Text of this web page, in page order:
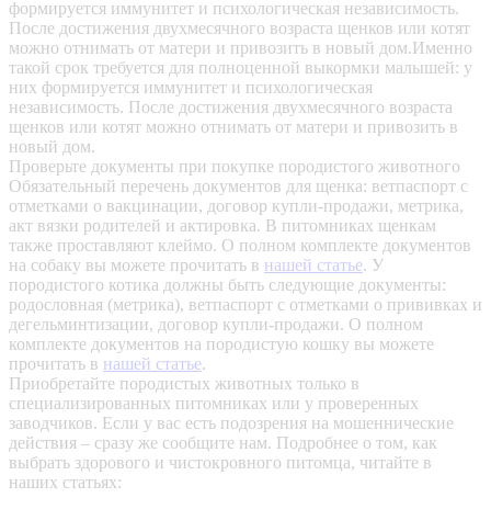
формируется иммунитет и психологическая независимость.
После достижения двухмесячного возраста щенков или котят
можно отнимать от матери и привозить в новый дом.Именно
такой срок требуется для полноценной выкормки малышей: у
них формируется иммунитет и психологическая
независимость. После достижения двухмесячного возраста
щенков или котят можно отнимать от матери и привозить в
новый дом.
Проверьте документы при покупке породистого животного
Обязательный перечень документов для щенка: ветпаспорт с
отметками о вакцинации, договор купли-продажи, метрика,
акт вязки родителей и актировка. В питомниках щенкам
также проставляют клеймо. О полном комплекте документов
на собаку вы можете прочитать в нашей статье. У
породистого котика должны быть следующие документы:
родословная (метрика), ветпаспорт с отметками о прививках и
дегельминтизации, договор купли-продажи. О полном
комплекте документов на породистую кошку вы можете
прочитать в нашей статье.
Приобретайте породистых животных только в
специализированных питомниках или у проверенных
заводчиков. Если у вас есть подозрения на мошеннические
действия – сразу же сообщите нам. Подробнее о том, как
выбрать здорового и чистокровного питомца, читайте в
наших статьях: